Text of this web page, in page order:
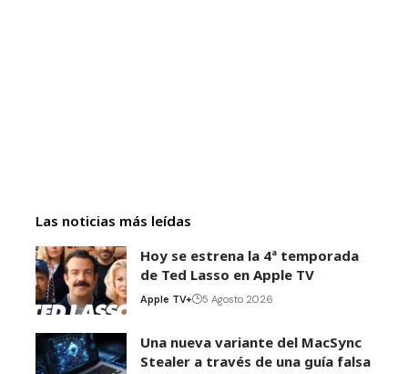
Las noticias más leídas
Hoy se estrena la 4ª temporada
de Ted Lasso en Apple TV
Apple TV+ 5 Agosto 2026
Una nueva variante del MacSync
Stealer a través de una guía falsa